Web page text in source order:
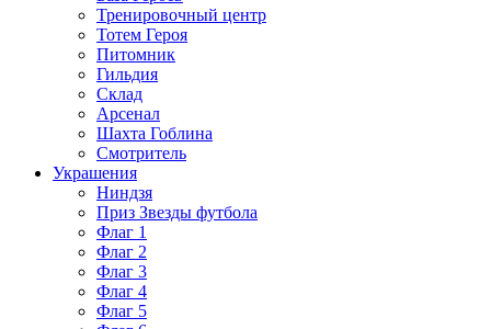
Тренировочный центр
Тотем Героя
Питомник
Гильдия
Склад
Арсенал
Шахта Гоблина
Смотритель
Украшения
Ниндзя
Приз Звезды футбола
Флаг 1
Флаг 2
Флаг 3
Флаг 4
Флаг 5